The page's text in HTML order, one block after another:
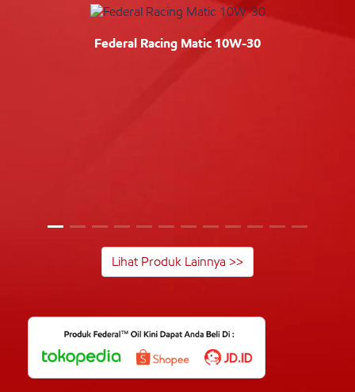
Federal Racing Matic 10W-30
Lihat Produk Lainnya >>